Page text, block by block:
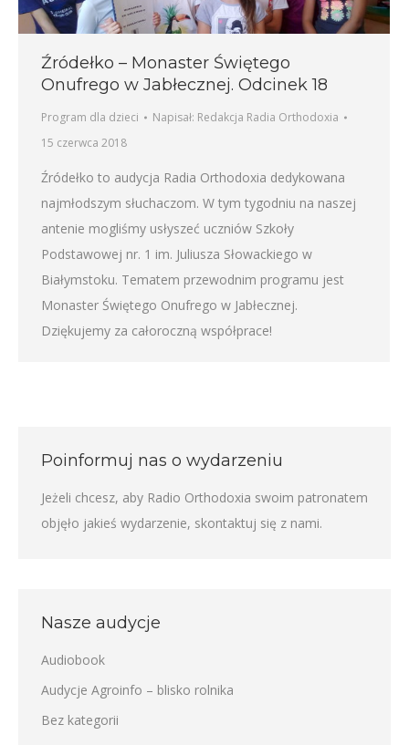
Źródełko – Monaster Świętego
Onufrego w Jabłecznej. Odcinek 18
Program dla dzieci Napisał: Redakcja Radia Orthodoxia
15 czerwca 2018
Źródełko to audycja Radia Orthodoxia dedykowana
najmłodszym słuchaczom. W tym tygodniu na naszej
antenie mogliśmy usłyszeć uczniów Szkoły
Podstawowej nr. 1 im. Juliusza Słowackiego w
Białymstoku. Tematem przewodnim programu jest
Monaster Świętego Onufrego w Jabłecznej.
Dziękujemy za całoroczną współprace!
Poinformuj nas o wydarzeniu
Jeżeli chcesz, aby Radio Orthodoxia swoim patronatem
objęło jakieś wydarzenie, skontaktuj się z nami.
Nasze audycje
Audiobook
Audycje Agroinfo – blisko rolnika
Bez kategorii